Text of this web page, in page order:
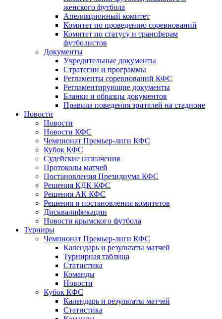
женского футбола
Апелляционный комитет
Комитет по проведению соревнований
Комитет по статусу и трансферам
футболистов
Документы
Учредительные документы
Стратегии и программы
Регламенты соревнований КФС
Регламентирующие документы
Бланки и образцы документов
Правила поведения зрителей на стадионе
Новости
Новости
Новости КФС
Чемпионат Премьер-лиги КФС
Кубок КФС
Судейские назначения
Протоколы матчей
Постановления Президиума КФС
Решения КДК КФС
Решения АК КФС
Решения и постановления комитетов
Дисквалификации
Новости крымского футбола
Турниры
Чемпионат Премьер-лиги КФС
Календарь и результаты матчей
Турнирная таблица
Статистика
Команды
Новости
Кубок КФС
Календарь и результаты матчей
Статистика